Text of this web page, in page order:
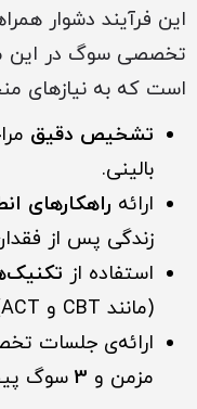
این فرآیند دشوار
تخصصی سوگ در این
است که به نیازهای
تشخیص دقیق
بالینی.
ارائه راهکارهای
زندگی پس از
استفاده از
(مانند CBT و ACT) برای کاهش شدت علائم.
ارائه‌ی جلسات
مزمن و 3 سوگ